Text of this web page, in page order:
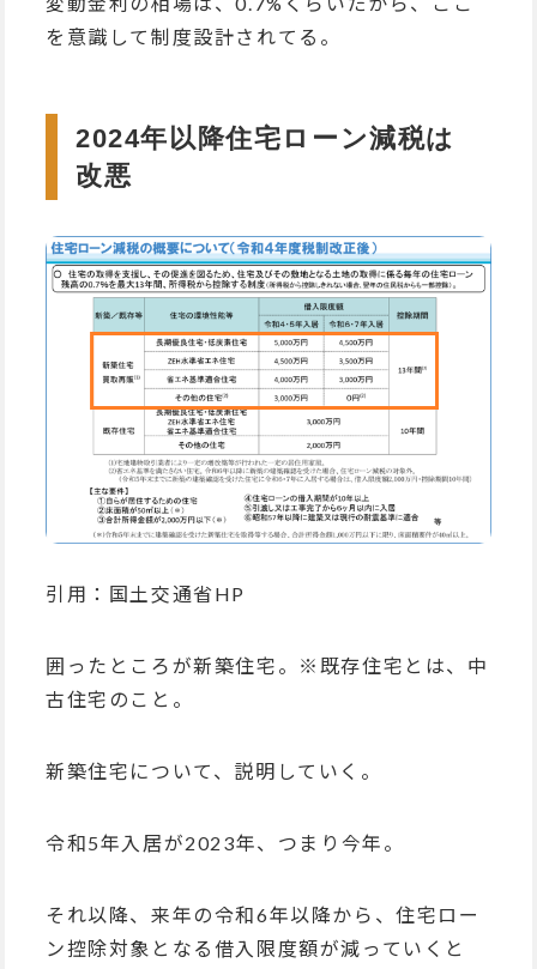
を意識して制度設計されてる。
2024年以降住宅ローン減税は
改悪
引用：国土交通省HP
囲ったところが新築住宅。※既存住宅とは、中
古住宅のこと。
新築住宅について、説明していく。
令和5年入居が2023年、つまり今年。
それ以降、来年の令和6年以降から、住宅ロー
ン控除対象となる借入限度額が減っていくと